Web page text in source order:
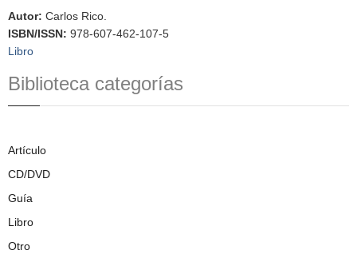
Autor: Carlos Rico.
ISBN/ISSN: 978-607-462-107-5
Libro
Biblioteca categorías
Artículo
CD/DVD
Guía
Libro
Otro